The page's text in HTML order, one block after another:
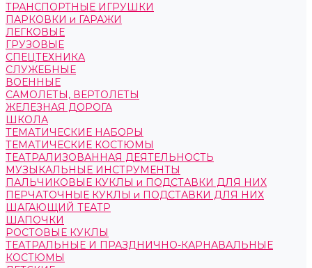
ТРАНСПОРТНЫЕ ИГРУШКИ
ПАРКОВКИ и ГАРАЖИ
ЛЕГКОВЫЕ
ГРУЗОВЫЕ
СПЕЦТЕХНИКА
СЛУЖЕБНЫЕ
ВОЕННЫЕ
САМОЛЕТЫ, ВЕРТОЛЕТЫ
ЖЕЛЕЗНАЯ ДОРОГА
ШКОЛА
ТЕМАТИЧЕСКИЕ НАБОРЫ
ТЕМАТИЧЕСКИЕ КОСТЮМЫ
ТЕАТРАЛИЗОВАННАЯ ДЕЯТЕЛЬНОСТЬ
МУЗЫКАЛЬНЫЕ ИНСТРУМЕНТЫ
ПАЛЬЧИКОВЫЕ КУКЛЫ и ПОДСТАВКИ ДЛЯ НИХ
ПЕРЧАТОЧНЫЕ КУКЛЫ и ПОДСТАВКИ ДЛЯ НИХ
ШАГАЮЩИЙ ТЕАТР
ШАПОЧКИ
РОСТОВЫЕ КУКЛЫ
ТЕАТРАЛЬНЫЕ И ПРАЗДНИЧНО-КАРНАВАЛЬНЫЕ
КОСТЮМЫ